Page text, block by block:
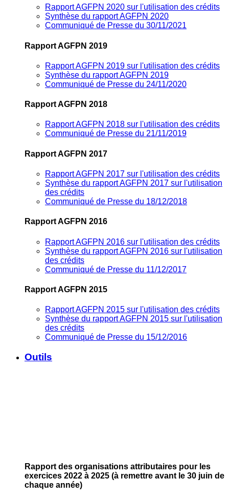
Rapport AGFPN 2020 sur l'utilisation des crédits
Synthèse du rapport AGFPN 2020
Communiqué de Presse du 30/11/2021
Rapport AGFPN 2019
Rapport AGFPN 2019 sur l'utilisation des crédits
Synthèse du rapport AGFPN 2019
Communiqué de Presse du 24/11/2020
Rapport AGFPN 2018
Rapport AGFPN 2018 sur l'utilisation des crédits
Communiqué de Presse du 21/11/2019
Rapport AGFPN 2017
Rapport AGFPN 2017 sur l'utilisation des crédits
Synthèse du rapport AGFPN 2017 sur l'utilisation
des crédits
Communiqué de Presse du 18/12/2018
Rapport AGFPN 2016
Rapport AGFPN 2016 sur l'utilisation des crédits
Synthèse du rapport AGFPN 2016 sur l'utilisation
des crédits
Communiqué de Presse du 11/12/2017
Rapport AGFPN 2015
Rapport AGFPN 2015 sur l'utilisation des crédits
Synthèse du rapport AGFPN 2015 sur l'utilisation
des crédits
Communiqué de Presse du 15/12/2016
Outils
Rapport des organisations attributaires pour les
exercices 2022 à 2025 (à remettre avant le 30 juin de
chaque année)